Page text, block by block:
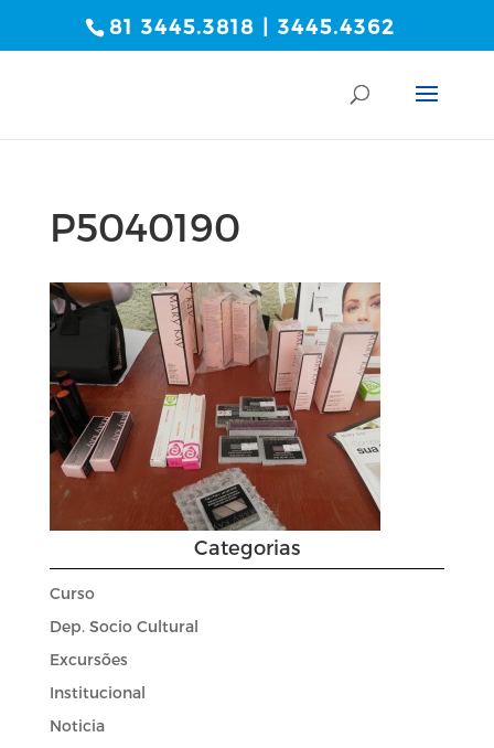
81 3445.3818 | 3445.4362
P5040190
Categorias
Curso
Dep. Socio Cultural
Excursões
Institucional
Noticia